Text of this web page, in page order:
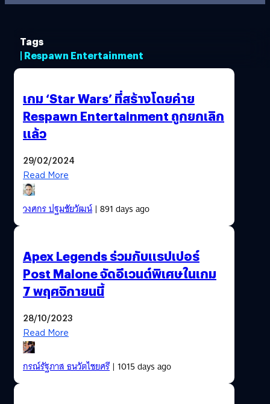
Tags
| Respawn Entertainment
เกม ‘Star Wars’ ที่สร้างโดยค่าย
Respawn Entertainment ถูกยกเลิก
แล้ว
29/02/2024
Read More
วงศกร ปฐมชัยวัฒน์| 891 days ago
Apex Legends ร่วมกับแรปเปอร์
Post Malone จัดอีเวนต์พิเศษในเกม
7 พฤศจิกายนนี้
28/10/2023
Read More
กรณ์รัฐภาส ธนวัตไชยศรี| 1015 days ago